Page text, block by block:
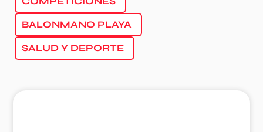
BALONMANO PLAYA
SALUD Y DEPORTE